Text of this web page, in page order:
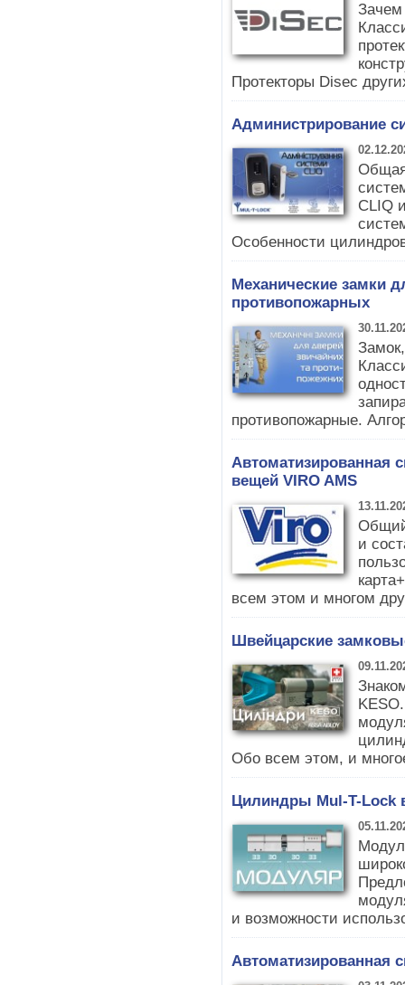
Зачем
Протекторы Disec
Администрирование
CLIQ
Особенности
Механические замки
противопожарных
противопожарные.
Автоматизированная
вещей VIRO AMS
и
всем этом и многом
Швейцарские
Обо всем этом, и
Цилиндры Mul-T-Lock
и возможности
Автоматизированная